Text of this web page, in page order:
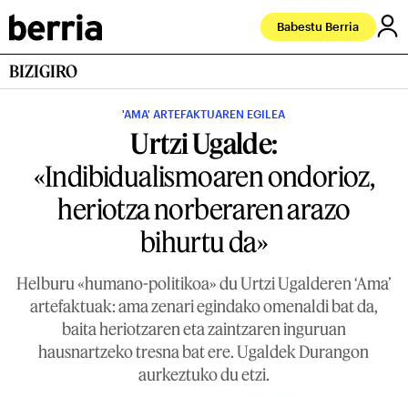
Babestu Berria
BIZIGIRO
'AMA' ARTEFAKTUAREN EGILEA
Urtzi Ugalde:
«Indibidualismoaren ondorioz,
heriotza norberaren arazo
bihurtu da»
Helburu «humano-politikoa» du Urtzi Ugalderen ‘Ama’
artefaktuak: ama zenari egindako omenaldi bat da,
baita heriotzaren eta zaintzaren inguruan
hausnartzeko tresna bat ere. Ugaldek Durangon
aurkeztuko du etzi.